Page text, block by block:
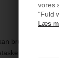
vores
"Fuld
Læs
bruges til at
til legetøj.